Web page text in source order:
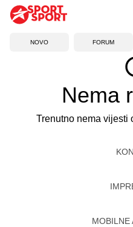
NOVO FORUM
Nema
Trenutno nema vijesti
MOBILNE